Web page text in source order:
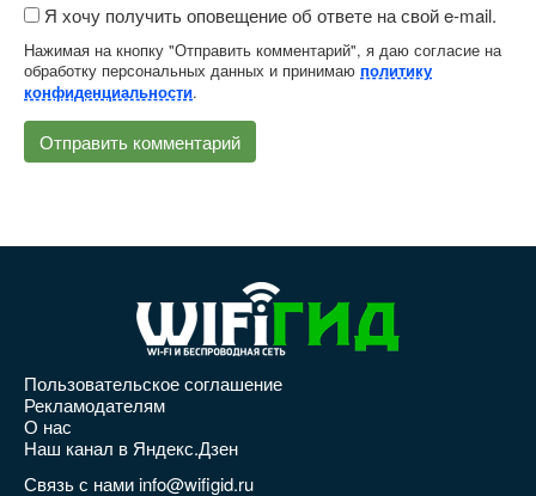
Я хочу получить оповещение об ответе на свой e-mail.
Нажимая на кнопку "Отправить комментарий", я даю согласие на
обработку персональных данных и принимаю политику
конфиденциальности.
Пользовательское соглашение
Рекламодателям
О нас
Наш канал в Яндекс.Дзен
Связь с нами info@wifigid.ru